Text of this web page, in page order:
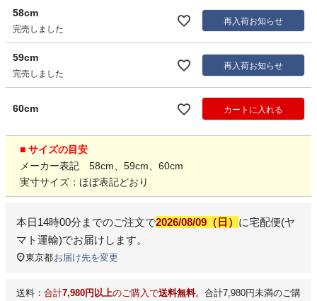
58cm
完売しました
再入荷お知らせ
59cm
完売しました
再入荷お知らせ
60cm カートに入れる
■ サイズの目安
メーカー表記 58cm、59cm、60cm
実寸サイズ：ほぼ表記どおり
本日14時00分 までのご注文で2026/08/09（日） に宅配便(ヤ
マト運輸)でお届けします。
東京都お届け先を変更
送料： 合計7,980円以上のご購入で送料無料。合計7,980円未満のご購